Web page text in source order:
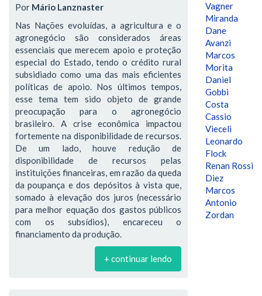
Por Mário Lanznaster
Nas Nações evoluídas, a agricultura e o
agronegócio são considerados áreas
essenciais que merecem apoio e proteção
especial do Estado, tendo o crédito rural
subsidiado como uma das mais eficientes
políticas de apoio. Nos últimos tempos,
esse tema tem sido objeto de grande
preocupação para o agronegócio
brasileiro. A crise econômica impactou
fortemente na disponibilidade de recursos.
De um lado, houve redução de
disponibilidade de recursos pelas
instituições financeiras, em razão da queda
da poupança e dos depósitos à vista que,
somado à elevação dos juros (necessário
para melhor equação dos gastos públicos
com os subsídios), encareceu o
financiamento da produção.
+ continuar lendo
Vagner
Miranda
Dane
Avanzi
Marcos
Morita
Daniel
Gobbi
Costa
Cassio
Vieceli
Leonardo
Flock
Renan Rossi
Diez
Marcos
Antonio
Zordan